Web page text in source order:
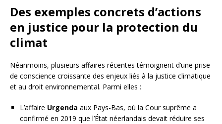
Des exemples concrets d’actions
en justice pour la protection du
climat
Néanmoins, plusieurs affaires récentes témoignent d’une prise
de conscience croissante des enjeux liés à la justice climatique
et au droit environnemental. Parmi elles :
L’affaire Urgenda aux Pays-Bas, où la Cour suprême a
confirmé en 2019 que l’État néerlandais devait réduire ses